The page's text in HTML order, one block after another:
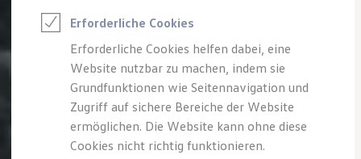
Elektroauto Leasing
Kleinwagen-Leasing
Leasing ohne Anzahlung
Finanzierung
Autokredit mit Schlussrate
Versicherungen und Garantien
Kfz-Versicherung
Restschuldversicherungen
Garantien
sein. Fragen Sie gern Ihren
zu welcher Räder- und Felgengröße Sie bei Ihrem
Golf5 Modell Schneeketten nutzen können.
Mehr Informationen zu diesem Thema finden Sie
Räderwissen . Wenn Sie ein Produkt erwerben
möchten, fragen Sie gern bei Ihrem
Erforderliche Cookies
Erforderliche Cookies helfen dabei, eine
Website nutzbar zu machen, indem sie
Grundfunktionen wie Seitennavigation und
Zugriff auf sichere Bereiche der Website
ermöglichen. Die Website kann ohne diese
Cookies nicht richtig funktionieren.